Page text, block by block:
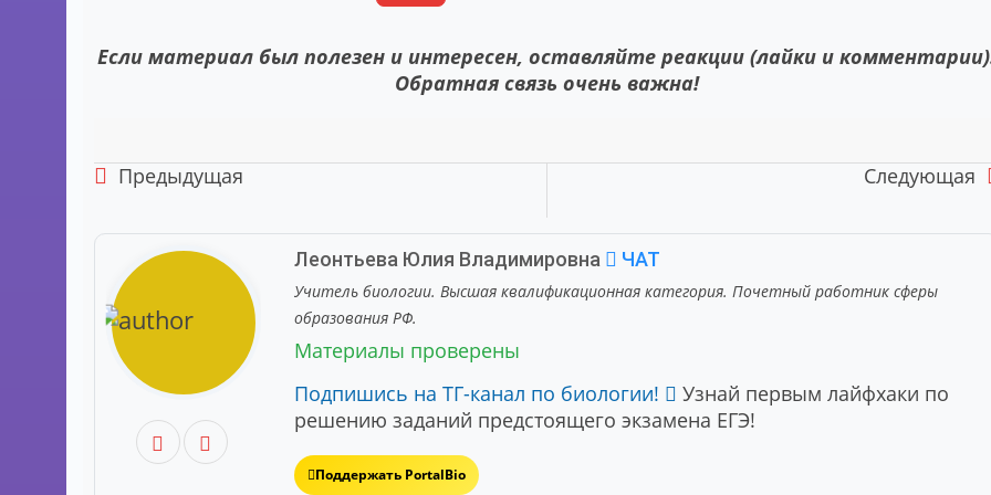
Если материал был полезен и интересен, оставляйте реакции (лайки и
Обратная связь очень важна!
Предыдущая Следующая
Леонтьева Юлия Владимировна ЧАТ
Учитель биологии. Высшая квалификационная категория. Почетный работник сферы
образования РФ.
Материалы проверены
Подпишись на ТГ-канал по биологии!
Узнай первым лайфхаки по
решению заданий предстоящего экзамена ЕГЭ!
Поддержать PortalBio